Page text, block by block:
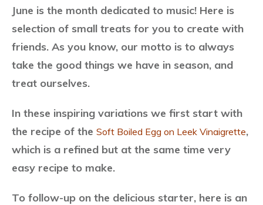
June is the month dedicated to music! Here is
selection of small treats for you to create with
friends. As you know, our motto is to always
take the good things we have in season, and
treat ourselves.
In these inspiring variations we first start with
the recipe of the Soft Boiled Egg on Leek Vinaigrette,
which is a refined but at the same time very
easy recipe to make.
To follow-up on the delicious starter, here is an